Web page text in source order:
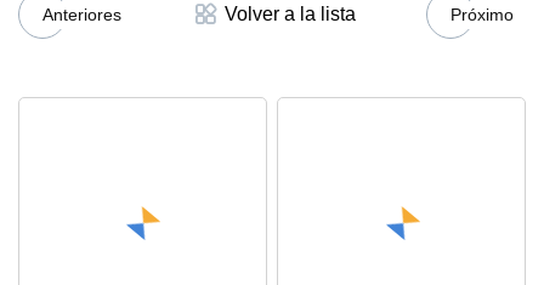
Anteriores Volver a la lista Próximo